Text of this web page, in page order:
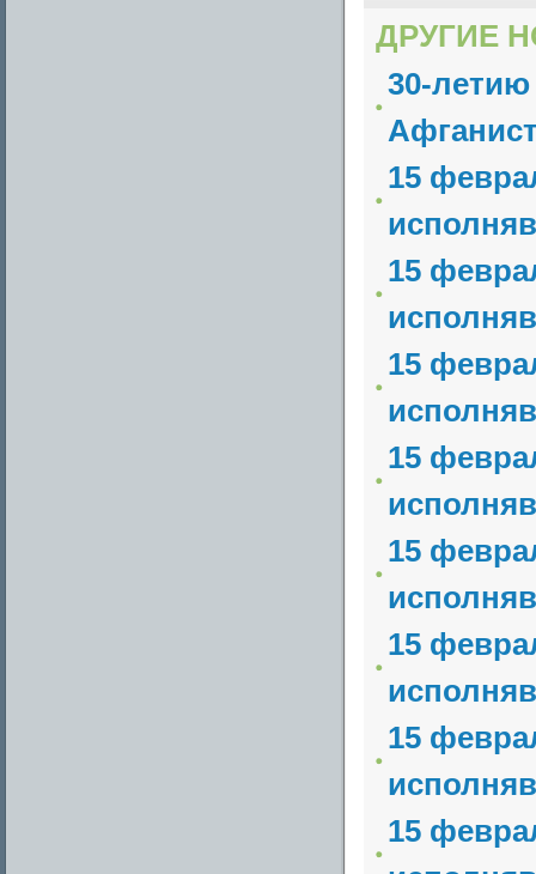
ДРУГИЕ
30-летию
15
15
15
15
15
15
15
15